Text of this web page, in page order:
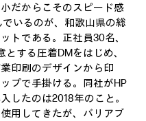
だからこそのスピード感
いるのが、和歌山県の総
トである。正社員30名、
する圧着DMをはじめ、
印刷のデザインから印
プで手掛ける。同社がHP
したのは2018年のこと。
用してきたが、バリアブ